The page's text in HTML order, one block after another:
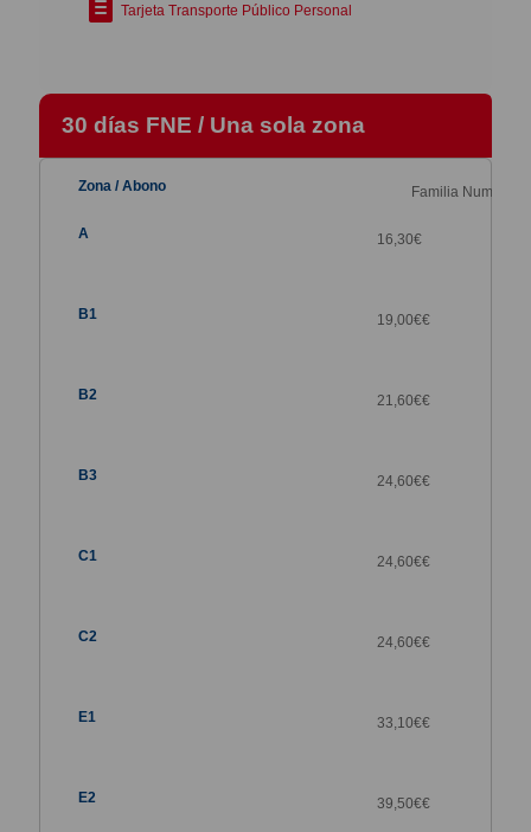
Tarjeta Transporte Público Personal
30 días FNE / Una sola zona
Familia
16,30€
19,00€€
21,60€€
24,60€€
24,60€€
24,60€€
33,10€€
39,50€€